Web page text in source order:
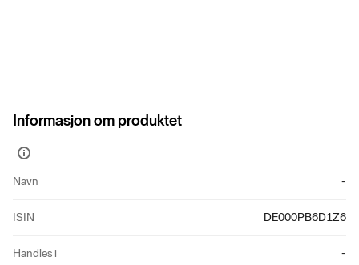
Informasjon om produktet
Vis
informasjon
Navn -
ISIN DE000PB6D1Z6
Handles i -